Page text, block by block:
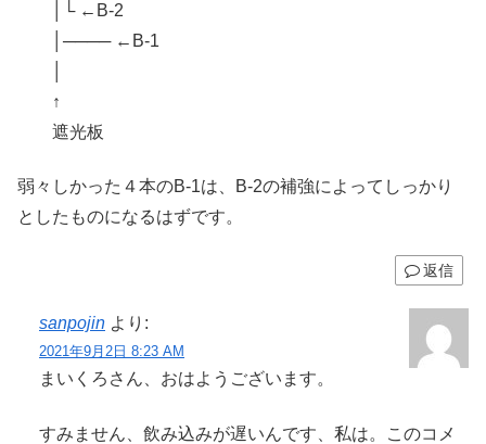
│└ ←B-2
│──── ←B-1
↑
遮光板
弱々しかった４本のB-1は、B-2の補強によってしっかり
としたものになるはずです。
返信
sanpojin より:
2021年9月2日 8:23 AM
まいくろさん、おはようございます。
すみません、飲み込みが遅いんです、私は。このコメ